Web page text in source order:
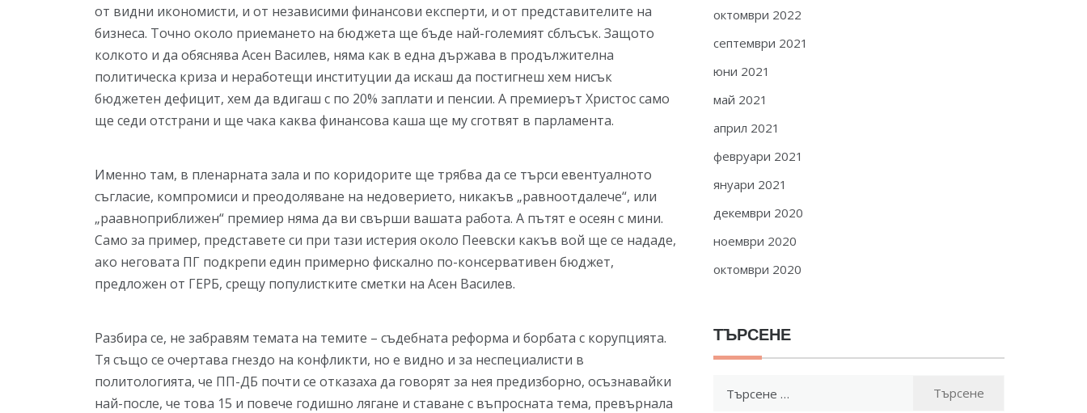
от видни икономисти, и от независими финансови експерти, и от представителите на
бизнеса. Точно около приемането на бюджета ще бъде най-големият сблъсък. Защото
колкото и да обяснява Асен Василев, няма как в една държава в продължителна
политическа криза и неработещи институции да искаш да постигнеш хем нисък
бюджетен дефицит, хем да вдигаш с по 20% заплати и пенсии. А премиерът Христос само
ще седи отстрани и ще чака каква финансова каша ще му сготвят в парламента.
Именно там, в пленарната зала и по коридорите ще трябва да се търси евентуалното
съгласие, компромиси и преодоляване на недоверието, никакъв „равноотдалече“, или
„раавноприближен“ премиер няма да ви свърши вашата работа. А пътят е осеян с мини.
Само за пример, представете си при тази истерия около Пеевски какъв вой ще се нададе,
ако неговата ПГ подкрепи един примерно фискално по-консервативен бюджет,
предложен от ГЕРБ, срещу популистките сметки на Асен Василев.
Разбира се, не забравям темата на темите – съдебната реформа и борбата с корупцията.
Тя също се очертава гнездо на конфликти, но е видно и за неспециалисти в
политологията, че ПП-ДБ почти се отказаха да говорят за нея предизборно, осъзнавайки
най-после, че това 15 и повече годишно лягане и ставане с въпросната тема, превърнала
октомври 2022
септември 2021
юни 2021
май 2021
април 2021
февруари 2021
януари 2021
декември 2020
ноември 2020
октомври 2020
ТЪРСЕНЕ